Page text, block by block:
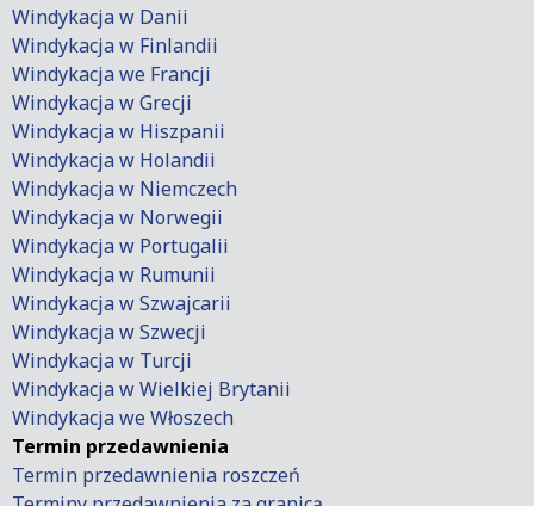
Windykacja w Danii
Windykacja w Finlandii
Windykacja we Francji
Windykacja w Grecji
Windykacja w Hiszpanii
Windykacja w Holandii
Windykacja w Niemczech
Windykacja w Norwegii
Windykacja w Portugalii
Windykacja w Rumunii
Windykacja w Szwajcarii
Windykacja w Szwecji
Windykacja w Turcji
Windykacja w Wielkiej Brytanii
Windykacja we Włoszech
Termin przedawnienia
Termin przedawnienia roszczeń